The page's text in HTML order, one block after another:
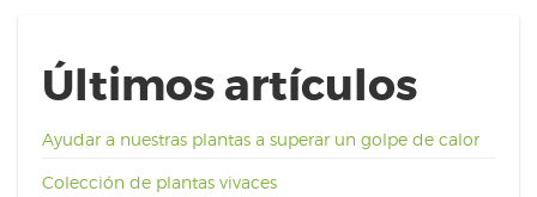
Últimos artículos
Ayudar a nuestras plantas a superar un golpe de calor
Colección de plantas vivaces